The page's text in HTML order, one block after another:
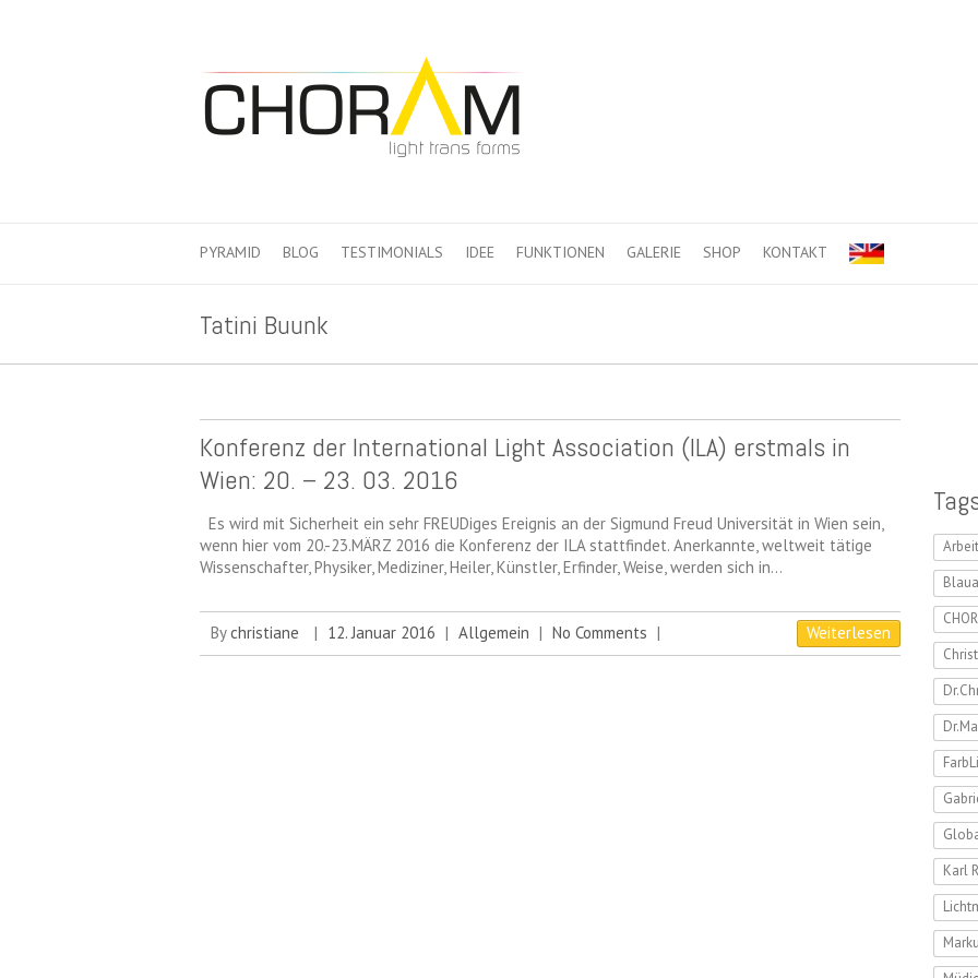
PYRAMID BLOG TESTIMONIALS IDEE FUNKTIONEN GALERIE SHOP KONTAKT
Tatini Buunk
Konferenz der International Light Association (ILA) erstmals in
Wien: 20. – 23. 03. 2016
Es wird mit Sicherheit ein sehr FREUDiges Ereignis an der Sigmund Freud Universität in Wien sein,
wenn hier vom 20.-23.MÄRZ 2016 die Konferenz der ILA stattfindet. Anerkannte, weltweit tätige
Wissenschafter, Physiker, Mediziner, Heiler, Künstler, Erfinder, Weise, werden sich in…
Bychristiane | 12. Januar 2016 | Allgemein | No Comments | Weiterlesen
Karl